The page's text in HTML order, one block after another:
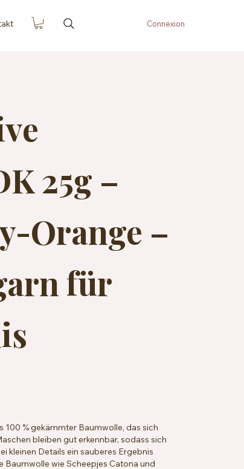
Connexion
25g –
Orange –
für
100 % gekämmter Baumwolle, das sich
bleiben gut erkennbar, sodass sich
kleinen Details ein sauberes Ergebnis
Baumwolle wie Scheepjes Catona und